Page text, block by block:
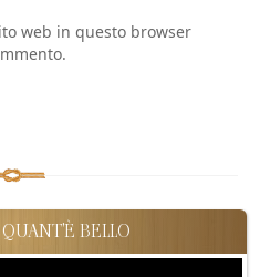
web in questo browser
BELLO